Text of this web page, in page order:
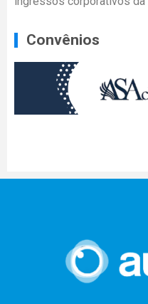
Convênios